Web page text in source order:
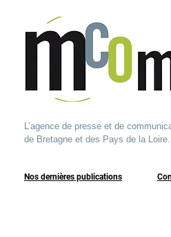
L’agence de presse et de
de Bretagne et des Pays de la
Nos dernières publications